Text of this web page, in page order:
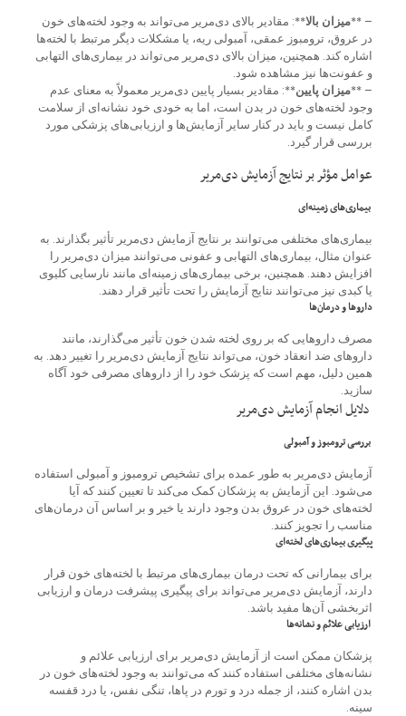
– **میزان بالا**: مقادیر بالای دی‌مریر می‌تواند به وجود لخته‌های خون
در عروق، ترومبوز عمقی، آمبولی ریه، یا مشکلات دیگر مرتبط با لخته‌ها
اشاره کند. همچنین، میزان بالای دی‌مریر می‌تواند در بیماری‌های التهابی
و عفونت‌ها نیز مشاهده شود.
– **میزان پایین**: مقادیر بسیار پایین دی‌مریر معمولاً به معنای عدم
وجود لخته‌های خون در بدن است، اما به خودی خود نشانه‌ای از سلامت
کامل نیست و باید در کنار سایر آزمایش‌ها و ارزیابی‌های پزشکی مورد
بررسی قرار گیرد.
عوامل مؤثر بر نتایج آزمایش دی‌مریر
بیماری‌های زمینه‌ای
بیماری‌های مختلفی می‌توانند بر نتایج آزمایش دی‌مریر تأثیر بگذارند. به
عنوان مثال، بیماری‌های التهابی و عفونی می‌توانند میزان دی‌مریر را
افزایش دهند. همچنین، برخی بیماری‌های زمینه‌ای مانند نارسایی کلیوی
یا کبدی نیز می‌توانند نتایج آزمایش را تحت تأثیر قرار دهند.
داروها و درمان‌ها
مصرف داروهایی که بر روی لخته شدن خون تأثیر می‌گذارند، مانند
داروهای ضد انعقاد خون، می‌تواند نتایج آزمایش دی‌مریر را تغییر دهد. به
همین دلیل، مهم است که پزشک خود را از داروهای مصرفی خود آگاه
سازید.
دلایل انجام آزمایش دی‌مریر
بررسی ترومبوز و آمبولی
آزمایش دی‌مریر به طور عمده برای تشخیص ترومبوز و آمبولی استفاده
می‌شود. این آزمایش به پزشکان کمک می‌کند تا تعیین کنند که آیا
لخته‌های خون در عروق بدن وجود دارند یا خیر و بر اساس آن درمان‌های
مناسب را تجویز کنند.
پیگیری بیماری‌های لخته‌ای
برای بیمارانی که تحت درمان بیماری‌های مرتبط با لخته‌های خون قرار
دارند، آزمایش دی‌مریر می‌تواند برای پیگیری پیشرفت درمان و ارزیابی
اثربخشی آن‌ها مفید باشد.
ارزیابی علائم و نشانه‌ها
پزشکان ممکن است از آزمایش دی‌مریر برای ارزیابی علائم و
نشانه‌های مختلفی استفاده کنند که می‌توانند به وجود لخته‌های خون در
بدن اشاره کنند، از جمله درد و تورم در پاها، تنگی نفس، یا درد قفسه
سینه.